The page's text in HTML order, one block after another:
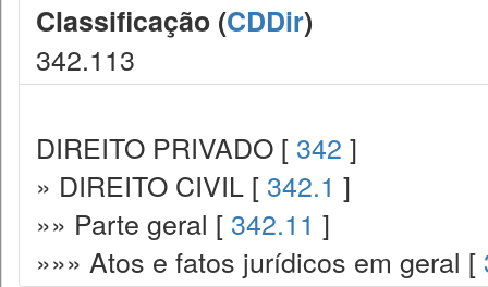
Classificação (CDDir)
342.113
DIREITO PRIVADO [ 342 ]
» DIREITO CIVIL [ 342.1 ]
»» Parte geral [ 342.11 ]
»»» Atos e fatos jurídicos em geral [